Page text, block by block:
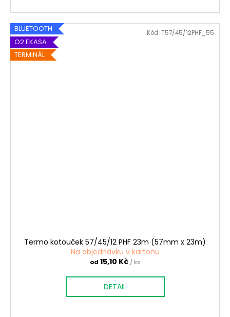
BLUETOOTH
O2 EKASA
TERMINÁL
Termo kotouček 57/45/12 PHF 23m (57mm x 23m)
Na objednávku v kartonu
od 15,10 Kč / ks
DETAIL
Kód: T57/45/12PHF_55